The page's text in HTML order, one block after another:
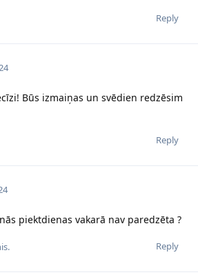
Reply
Būs izmaiņas un svēdien redzēsim
Reply
piektdienas vakarā nav paredzēta ?
Reply